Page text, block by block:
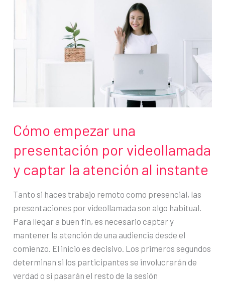
Cómo empezar una
presentación por videollamada
y captar la atención al instante
Tanto si haces trabajo remoto como presencial, las
presentaciones por videollamada son algo habitual.
Para llegar a buen fin, es necesario captar y
mantener la atención de una audiencia desde el
comienzo. El inicio es decisivo. Los primeros segundos
determinan si los participantes se involucrarán de
verdad o si pasarán el resto de la sesión